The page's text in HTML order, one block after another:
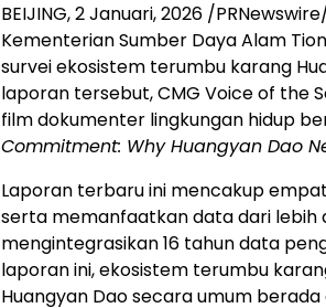
BEIJING,2 Januari, 2026 /
Kementerian Sumber Daya Alam
survei ekosistem terumbu karang
laporan tersebut, CMG Voice of the
film dokumenter lingkungan hidup
Commitment: Why Huangyan Dao
Laporan terbaru ini mencakup
serta memanfaatkan data dari lebih
mengintegrasikan 16 tahun data
laporan ini, ekosistem terumbu
Huangyan Dao secara umum berada